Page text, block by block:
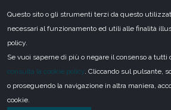
Home
Ambiti d'intervento
Questo sito o gli strumenti terzi da questo
necessari al funzionamento ed utili alle finalità
policy.
Se vuoi saperne di più o negare il consenso a tutti
consulta la cookie policy. Cliccando sul pulsante,
o proseguendo la navigazione in altra maniera,
cookie.